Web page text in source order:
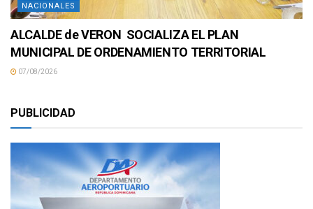
NACIONALES
ALCALDE de VERON SOCIALIZA EL PLAN
MUNICIPAL DE ORDENAMIENTO TERRITORIAL
07/08/2026
PUBLICIDAD